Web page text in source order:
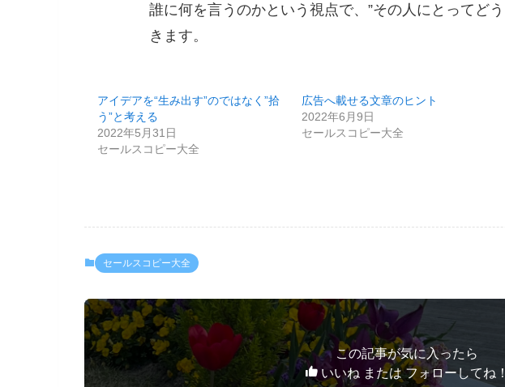
誰に何を言うのかという視点で、”その人にとってど
きます。
アイデアを“生み出す”のではなく”拾
う”と考える
2022年5月31日
セールスコピー大全
広告へ載せる文章のヒント
2022年6月9日
セールスコピー大全
セールスコピー大全
この記事が気に入ったら
いいね または フォローしてね！